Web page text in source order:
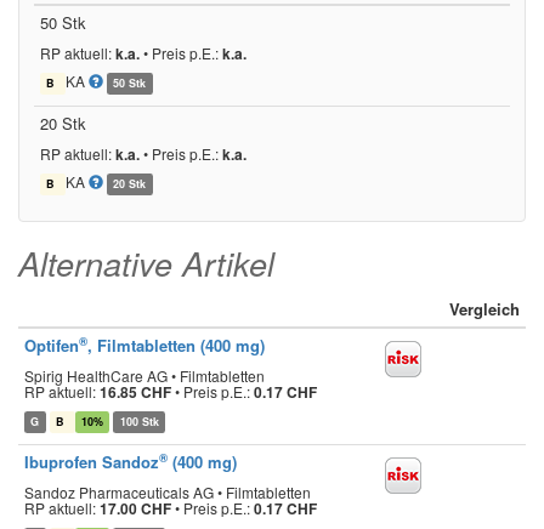
50 Stk
RP aktuell:k.a.• Preis p.E.:k.a.
B KA 50 Stk
20 Stk
RP aktuell:k.a.• Preis p.E.:k.a.
B KA 20 Stk
Alternative Artikel
Vergleich
Optifen®, Filmtabletten (400 mg)
Spirig HealthCare AG • Filmtabletten
RP aktuell:16.85 CHF• Preis p.E.:0.17 CHF
G B 10% 100 Stk
Ibuprofen Sandoz® (400 mg)
Sandoz Pharmaceuticals AG • Filmtabletten
RP aktuell:17.00 CHF• Preis p.E.:0.17 CHF